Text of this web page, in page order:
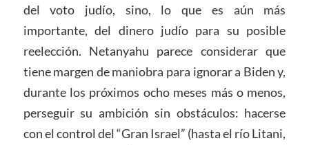
del voto judío, sino, lo que es aún más
importante, del dinero judío para su posible
reelección. Netanyahu parece considerar que
tiene margen de maniobra para ignorar a Biden y,
durante los próximos ocho meses más o menos,
perseguir su ambición sin obstáculos: hacerse
con el control del “Gran Israel” (hasta el río Litani,